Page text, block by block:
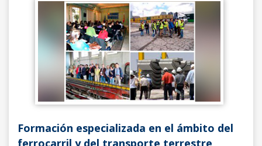
Formación especializada en el ámbito del
ferrocarril y del transporte terrestre